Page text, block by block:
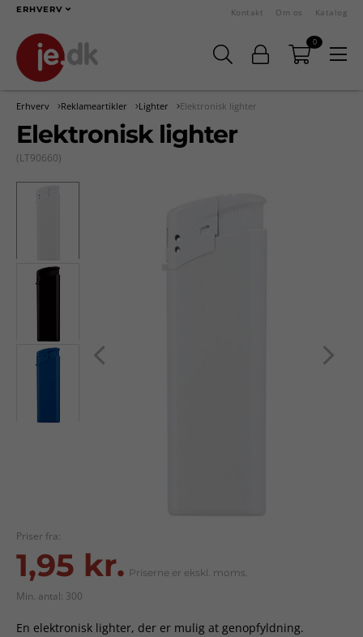
ERHVERV Kontakt Om os Katalog
0
Erhverv Reklameartikler Lighter Elektronisk lighter
Elektronisk lighter
(LT90660)
Priser fra:
1,95 kr. Priserne er ekskl. moms.
Min. antal: 300
En elektronisk lighter, der er mulig at genopfyldning.